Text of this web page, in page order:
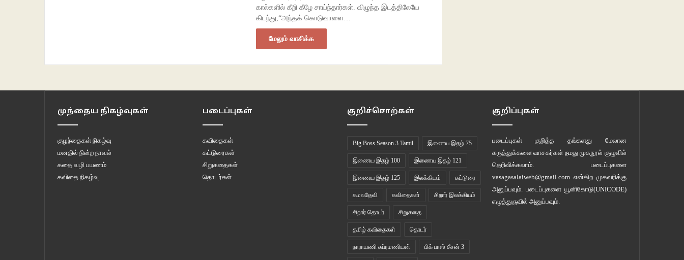
கால்களில் கீறி கீழே சாய்ந்தார்கள். விழுந்த இடத்திலேயே
கிடந்து,“அந்தக் கொடுவாளை…
மேலும் வாசிக்க
முந்தைய நிகழ்வுகள்
குழந்தைகள் நிகழ்வு
மனதில் நின்ற நாவல்
கதை வழி பயணம்
கவிதை நிகழ்வு
படைப்புகள்
கவிதைகள்
கட்டுரைகள்
சிறுகதைகள்
தொடர்கள்
குறிச்சொற்கள்
Big Boss Season 3 Tamil இணைய இதழ் 75
இணைய இதழ் 100 இணைய இதழ் 121
இணைய இதழ் 125 இலக்கியம் கட்டுரை
கமலதேவி கவிதைகள் சிறார் இலக்கியம்
சிறார் தொடர் சிறுகதை
தமிழ் கவிதைகள் தொடர்
நாராயணி சுப்ரமணியன் பிக் பாஸ் சீசன் 3
குறிப்புகள்
படைப்புகள் குறித்த தங்களது மேலான
கருத்துக்களை வாசகர்கள் நமதுமுகநூல் குழுவில்
தெரிவிக்கலாம். படைப்புகளை
vasagasalaiweb@gmail.comஎன்கிற முகவரிக்கு
அனுப்பவும். படைப்புகளை யூனிகோடு(UNICODE)
எழுத்துருவில் அனுப்பவும்.